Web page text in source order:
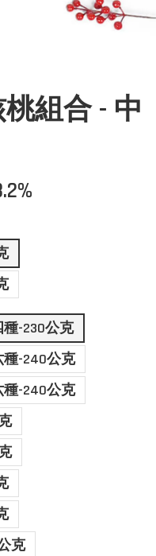
組合 - 中
-230公克
-240公克
-240公克
克